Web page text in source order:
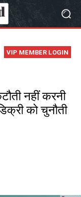
VIP MEMBER LOGIN
नहीं करनी
को चुनौती